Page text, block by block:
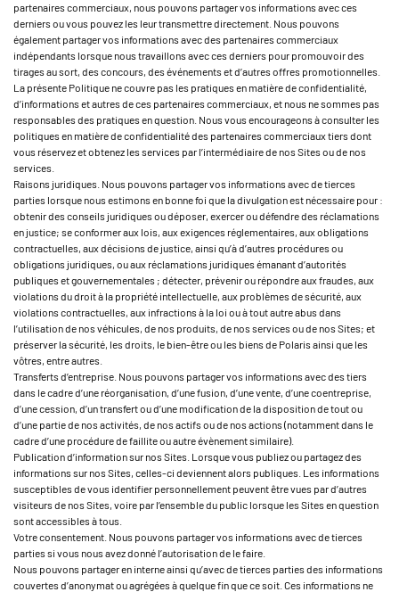
partenaires commerciaux, nous pouvons partager vos informations avec ces
derniers ou vous pouvez les leur transmettre directement. Nous pouvons
également partager vos informations avec des partenaires commerciaux
indépendants lorsque nous travaillons avec ces derniers pour promouvoir des
tirages au sort, des concours, des événements et d’autres offres promotionnelles.
La présente Politique ne couvre pas les pratiques en matière de confidentialité,
d’informations et autres de ces partenaires commerciaux, et nous ne sommes pas
responsables des pratiques en question. Nous vous encourageons à consulter les
politiques en matière de confidentialité des partenaires commerciaux tiers dont
vous réservez et obtenez les services par l’intermédiaire de nos Sites ou de nos
services.
Raisons juridiques. Nous pouvons partager vos informations avec de tierces
parties lorsque nous estimons en bonne foi que la divulgation est nécessaire pour :
obtenir des conseils juridiques ou déposer, exercer ou défendre des réclamations
en justice; se conformer aux lois, aux exigences réglementaires, aux obligations
contractuelles, aux décisions de justice, ainsi qu’à d’autres procédures ou
obligations juridiques, ou aux réclamations juridiques émanant d’autorités
publiques et gouvernementales ; détecter, prévenir ou répondre aux fraudes, aux
violations du droit à la propriété intellectuelle, aux problèmes de sécurité, aux
violations contractuelles, aux infractions à la loi ou à tout autre abus dans
l’utilisation de nos véhicules, de nos produits, de nos services ou de nos Sites; et
préserver la sécurité, les droits, le bien-être ou les biens de Polaris ainsi que les
vôtres, entre autres.
Transferts d’entreprise. Nous pouvons partager vos informations avec des tiers
dans le cadre d’une réorganisation, d’une fusion, d’une vente, d’une coentreprise,
d’une cession, d’un transfert ou d’une modification de la disposition de tout ou
d’une partie de nos activités, de nos actifs ou de nos actions (notamment dans le
cadre d’une procédure de faillite ou autre évènement similaire).
Publication d’information sur nos Sites. Lorsque vous publiez ou partagez des
informations sur nos Sites, celles-ci deviennent alors publiques. Les informations
susceptibles de vous identifier personnellement peuvent être vues par d’autres
visiteurs de nos Sites, voire par l’ensemble du public lorsque les Sites en question
sont accessibles à tous.
Votre consentement. Nous pouvons partager vos informations avec de tierces
parties si vous nous avez donné l’autorisation de le faire.
Nous pouvons partager en interne ainsi qu’avec de tierces parties des informations
couvertes d’anonymat ou agrégées à quelque fin que ce soit. Ces informations ne